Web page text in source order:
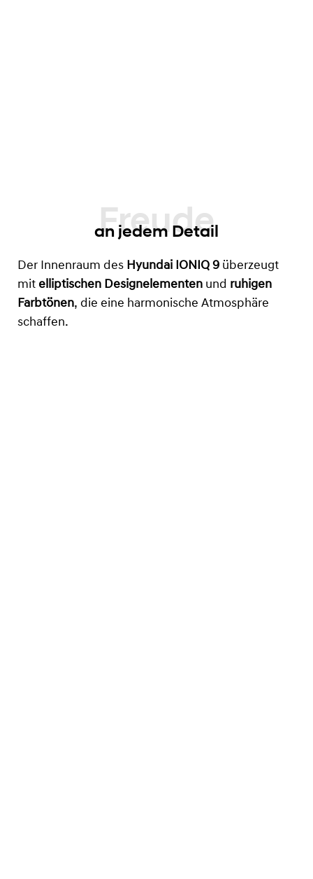
an jedem Detail
Der Innenraum des Hyundai IONIQ 9 überzeugt
mit elliptischen Designelementen und ruhigen
Farbtönen, die eine harmonische Atmosphäre
schaffen.